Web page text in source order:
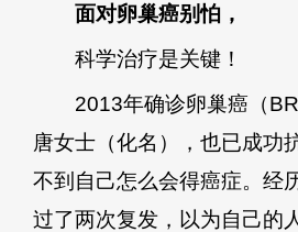
面对卵巢癌别怕，
科学治疗是关键！
2013年确诊卵巢癌（
唐女士（化名），也已成功
不到自己怎么会得癌症。经
过了两次复发，以为自己的